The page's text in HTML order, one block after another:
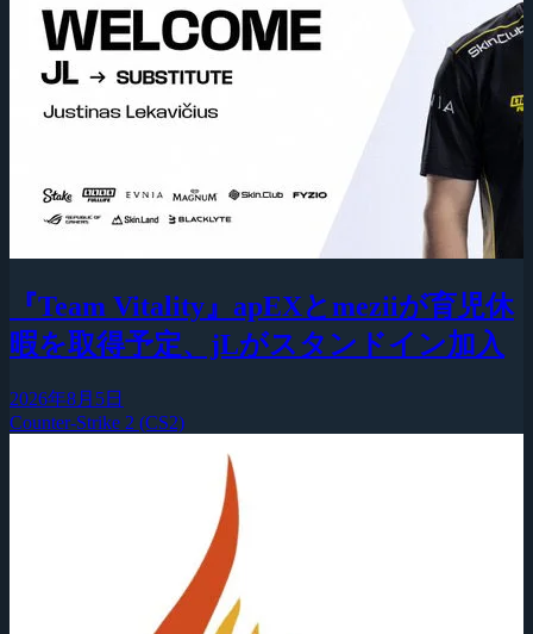
『Team Vitality』apEXとmeziiが育児休
暇を取得予定、jLがスタンドイン加入
2026年8月5日
Counter-Strike 2 (CS2)